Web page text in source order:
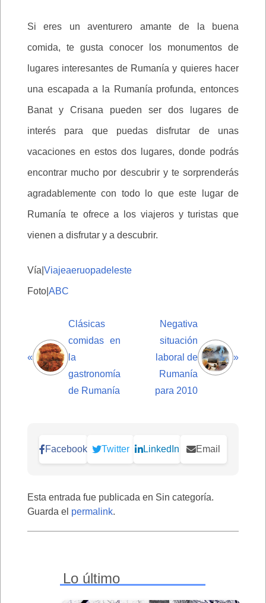
Si eres un aventurero amante de la buena
comida, te gusta conocer los monumentos de
lugares interesantes de Rumanía y quieres hacer
una escapada a la Rumanía profunda, entonces
Banat y Crisana pueden ser dos lugares de
interés para que puedas disfrutar de unas
vacaciones en estos dos lugares, donde podrás
encontrar mucho por descubrir y te sorprenderás
agradablemente con todo lo que este lugar de
Rumanía te ofrece a los viajeros y turistas que
vienen a disfrutar y a descubrir.
Vía| Viajeaeruopadeleste
Foto| ABC
«
Clásicas
comidas en
la
gastronomía
de Rumanía
Negativa
situación
laboral de
Rumanía
para 2010
»
Facebook Twitter LinkedIn Email
Esta entrada fue publicada en Sin categoría.
Guarda el permalink.
Lo último